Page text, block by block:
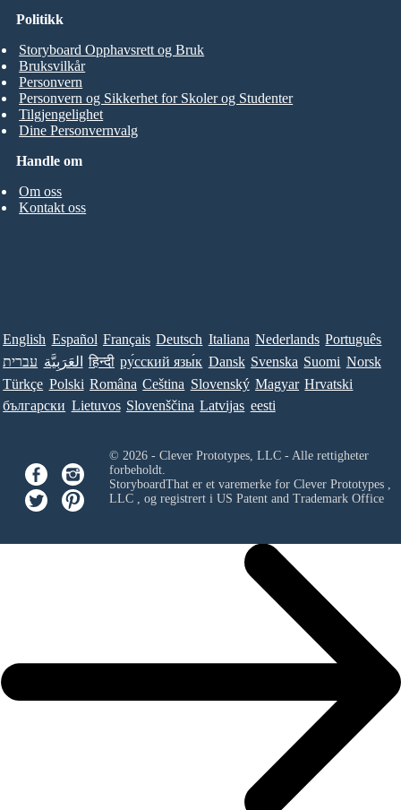
Handle om
Om oss
Kontakt oss
Politikk
Storyboard Opphavsrett og Bruk
Bruksvilkår
Personvern
Personvern og Sikkerhet for Skoler og Studenter
Tilgjengelighet
Dine Personvernvalg
English Español Français Deutsch Italiana Nederlands Português
עברית العَرَبِيَّة हिन्दी ру́сский язы́к Dansk Svenska Suomi Norsk
Türkçe Polski Româna Ceština Slovenský Magyar Hrvatski
български Lietuvos Slovenščina Latvijas eesti
© 2026 - Clever Prototypes, LLC - Alle rettigheter
forbeholdt.
StoryboardThat er et varemerke for Clever Prototypes ,
LLC, og registrert i US Patent and Trademark Office